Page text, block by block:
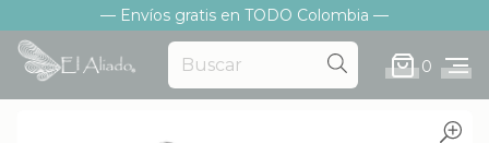
— Envíos gratis en TODO Colombia —
0